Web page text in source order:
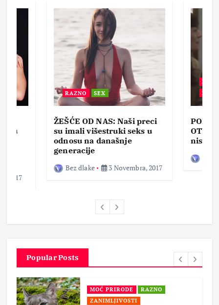
u
2017
RAZNO SEX
ŽEŠĆE OD NAS: Naši preci
su imali višestruki seks u
odnosu na današnje
generacije
Bez dlake 3 Novembra, 2017
BEZ
nisam
Popular Posts
MOĆ PRIRODE
RAZNO
ZANIMLJIVOSTI